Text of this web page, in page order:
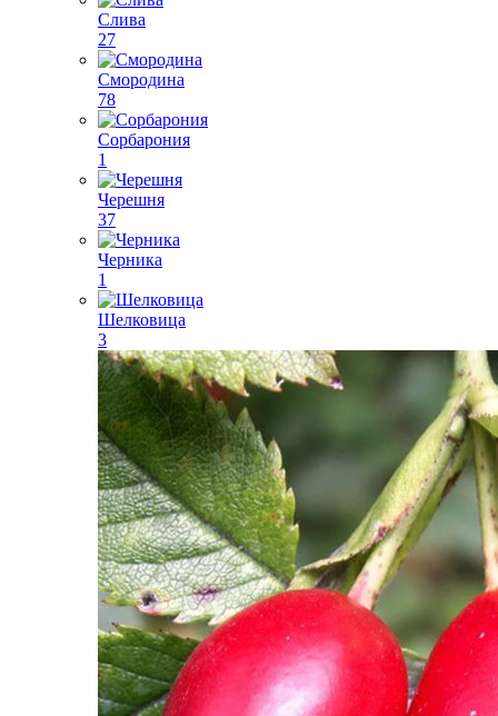
Слива
27
Смородина
78
Сорбарония
1
Черешня
37
Черника
1
Шелковица
3